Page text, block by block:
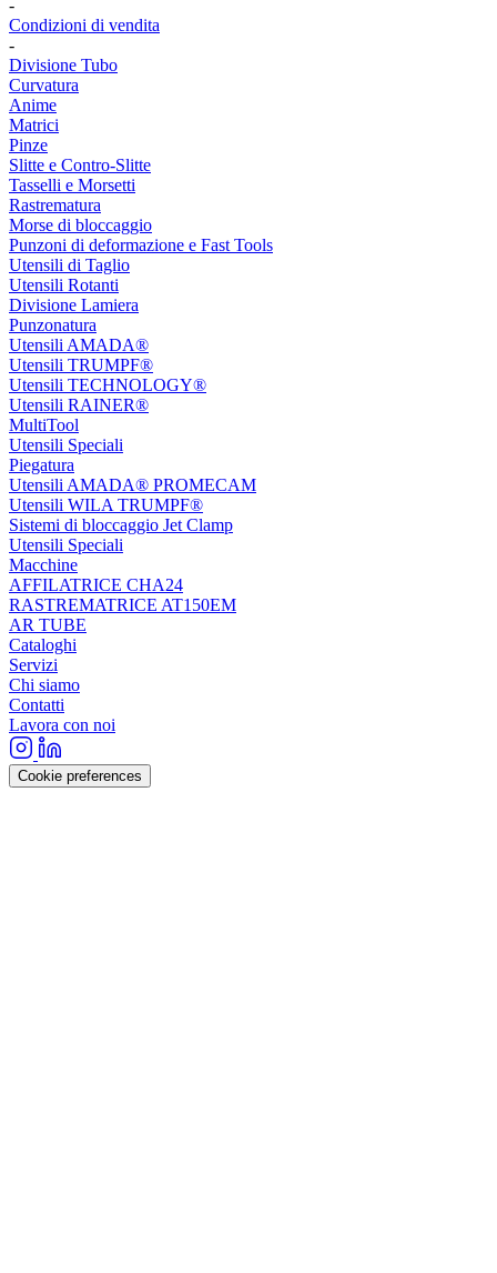
-
Condizioni di vendita
-
Divisione Tubo
Curvatura
Anime
Matrici
Pinze
Slitte e Contro-Slitte
Tasselli e Morsetti
Rastrematura
Morse di bloccaggio
Punzoni di deformazione e Fast Tools
Utensili di Taglio
Utensili Rotanti
Divisione Lamiera
Punzonatura
Utensili AMADA®
Utensili TRUMPF®
Utensili TECHNOLOGY®
Utensili RAINER®
MultiTool
Utensili Speciali
Piegatura
Utensili AMADA® PROMECAM
Utensili WILA TRUMPF®
Sistemi di bloccaggio Jet Clamp
Utensili Speciali
Macchine
AFFILATRICE CHA24
RASTREMATRICE AT150EM
AR TUBE
Cataloghi
Servizi
Chi siamo
Contatti
Lavora con noi
Cookie preferences